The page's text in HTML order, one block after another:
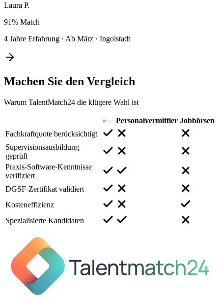
Laura P.
91% Match
4 Jahre Erfahrung · Ab März · Ingolstadt
Machen Sie den Vergleich
Warum TalentMatch24 die klügere Wahl ist
Personalvermittler Jobbörsen
Fachkraftquote berücksichtigt
Supervisionsausbildung
geprüft
Praxis-Software-Kenntnisse
verifiziert
DGSF-Zertifikat validiert
Kosteneffizienz
Spezialisierte Kandidaten